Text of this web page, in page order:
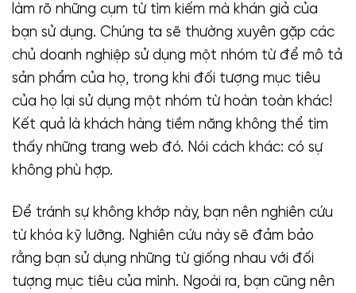
làm rõ những cụm từ tìm kiếm mà khán giả của
bạn sử dụng. Chúng ta sẽ thường xuyên gặp các
chủ doanh nghiệp sử dụng một nhóm từ để mô tả
sản phẩm của họ, trong khi đối tượng mục tiêu
của họ lại sử dụng một nhóm từ hoàn toàn khác!
Kết quả là khách hàng tiềm năng không thể tìm
thấy những trang web đó. Nói cách khác: có sự
không phù hợp.
Để tránh sự không khớp này, bạn nên nghiên cứu
từ khóa kỹ lưỡng. Nghiên cứu này sẽ đảm bảo
rằng bạn sử dụng những từ giống nhau với đối
tượng mục tiêu của mình. Ngoài ra, bạn cũng nên